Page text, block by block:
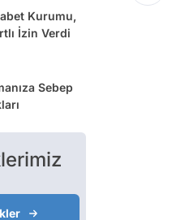
Kurumu,
İzin Verdi
Sebep